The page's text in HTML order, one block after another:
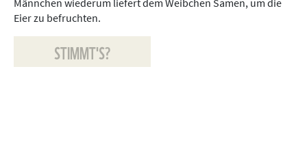
Männchen wiederum liefert dem Weibchen Samen, um die
Eier zu befruchten.
STIMMT'S?